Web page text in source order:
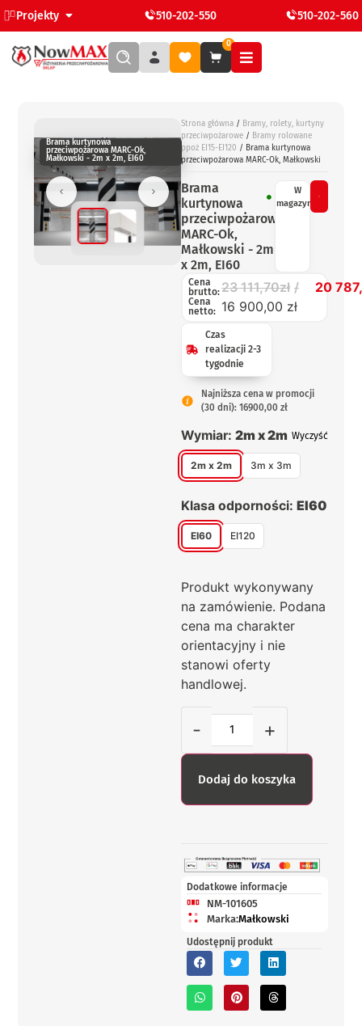
Projekty 510-202-550 510-202-560
0
Brama kurtynowa
przeciwpożarowa MARC-Ok,
Małkowski - 2m x 2m, EI60
Strona główna / Bramy, rolety, kurtyny
przeciwpożarowe / Bramy rolowane
ppoż EI15-EI120 / Brama kurtynowa
przeciwpożarowa MARC-Ok, Małkowski
Brama
kurtynowa
przeciwpożarowa
MARC-Ok,
Małkowski - 2m
x 2m, EI60
W
magazynie
Cena
brutto:23 111,70zł 20
Cena
netto: 16 900,00 zł
Czas
realizacji 2-3
tygodnie
Najniższa cena w promocji
(30 dni): 16900,00 zł
Wymiar: 2m x 2m
2m x 2m 3m x 3m
Klasa odporności: EI60
EI60 EI120
Wyczyść
Produkt wykonywany
na zamówienie. Podana
cena ma charakter
orientacyjny i nie
stanowi oferty
handlowej.
- +
Dodaj do koszyka
Dodatkowe informacje
NM-101605
Marka:Małkowski
Udostępnij produkt